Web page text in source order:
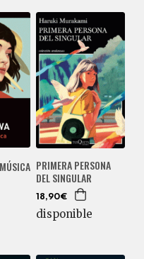
PRIMERA PERSONA
DEL SINGULAR
18,90€
disponible